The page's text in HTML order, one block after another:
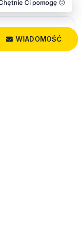
WIADOMOŚĆ
Ci pomogę 🙂